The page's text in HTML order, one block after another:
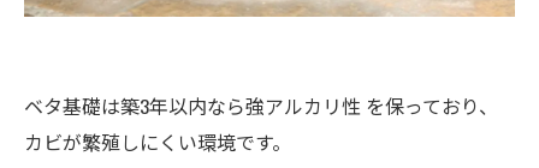
ベタ基礎は築3年以内なら強アルカリ性 を保っており、
カビが繁殖しにくい環境です。